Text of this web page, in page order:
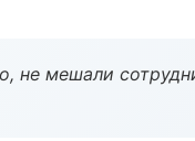
не мешали